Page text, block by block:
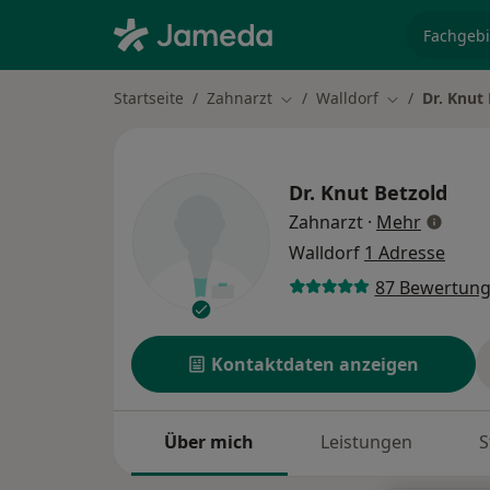
Startseite Zahnarzt Stadt ändern
Walldorf Stadt ändern
Dr. Knut
Dr. Knut Betzold
Zahnarzt · Mehrüber
Walldorf 1 Adresse
87
Kontaktdaten anzeigen
Über mich Leistungen